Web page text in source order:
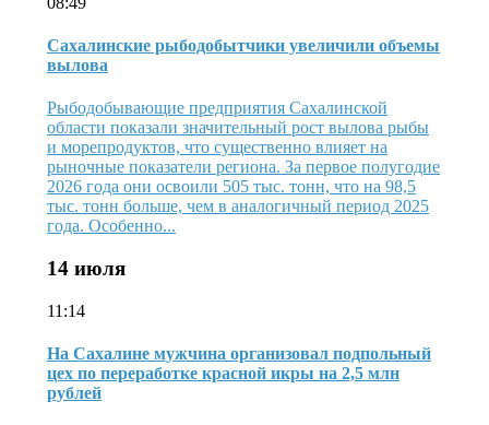
Сахалинские рыбодобытчики увеличили объемы
вылова
Рыбодобывающие предприятия Сахалинской
области показали значительный рост вылова рыбы
и морепродуктов, что существенно влияет на
рыночные показатели региона. За первое полугодие
2026 года они освоили 505 тыс. тонн, что на 98,5
тыс. тонн больше, чем в аналогичный период 2025
года. Особенно...
14 июля
11:14
На Сахалине мужчина организовал подпольный
цех по переработке красной икры на 2,5 млн
рублей